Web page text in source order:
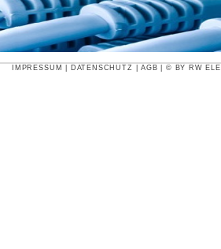
IMPRESSUM DATENSCHUTZ |AGB | © BY RW